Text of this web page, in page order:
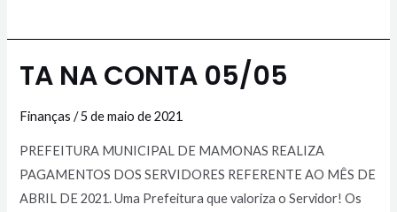
TA NA CONTA 05/05
Finanças /5 de maio de 2021
PREFEITURA MUNICIPAL DE MAMONAS REALIZA
PAGAMENTOS DOS SERVIDORES REFERENTE AO MÊS DE
ABRIL DE 2021. Uma Prefeitura que valoriza o Servidor! Os